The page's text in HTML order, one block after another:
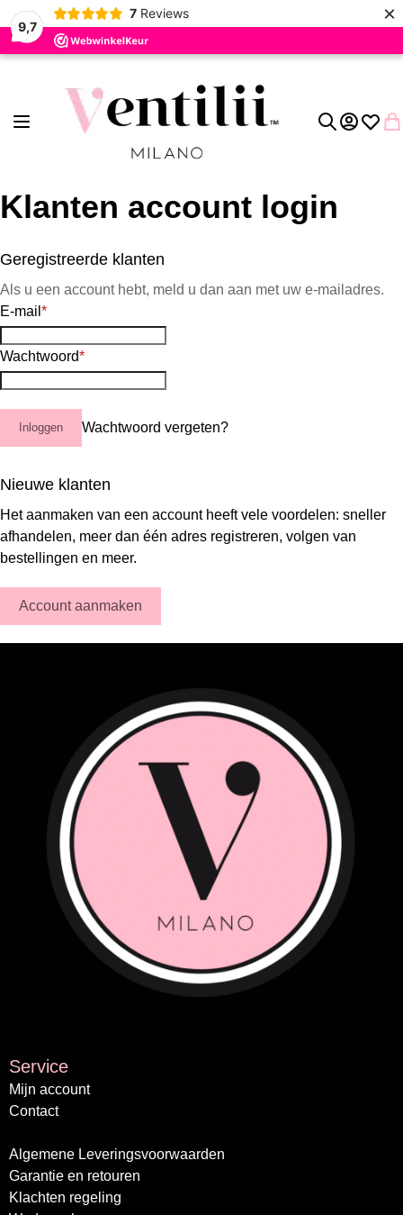
9,7
7 Reviews ×
Toggle Nav Account
Klanten account login
Geregistreerde klanten
Als u een account hebt, meld u dan aan met uw e-mailadres.
E-mail
Wachtwoord
Inloggen Wachtwoord vergeten?
Nieuwe klanten
Het aanmaken van een account heeft vele voordelen: sneller
afhandelen, meer dan één adres registreren, volgen van
bestellingen en meer.
Account aanmaken
Service
Mijn account
Contact
Algemene Leveringsvoorwaarden
Garantie en retouren
Klachten regeling